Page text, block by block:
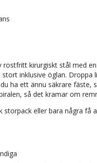
rostfritt kirurgiskt stål med
inklusive öglan. Droppa
ha ett ännu säkrare fäste,
så det kramar om
eller bara några få